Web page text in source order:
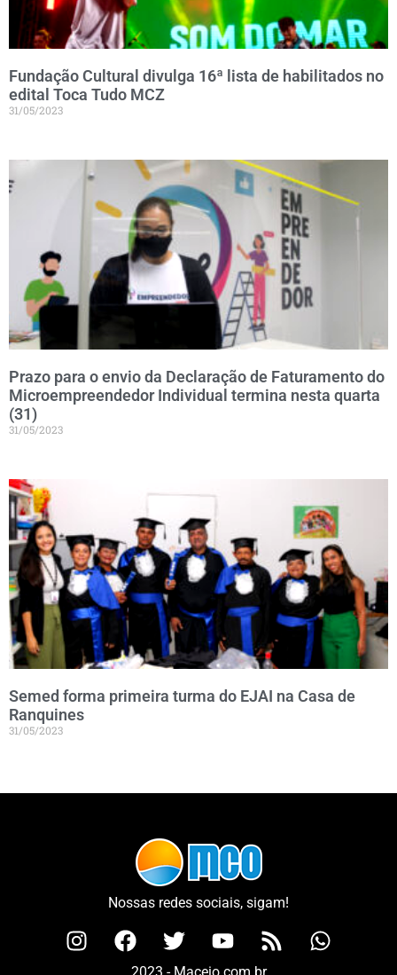
Fundação Cultural divulga 16ª lista de habilitados no
edital Toca Tudo MCZ
31/05/2023
Prazo para o envio da Declaração de Faturamento do
Microempreendedor Individual termina nesta quarta
(31)
31/05/2023
Semed forma primeira turma do EJAI na Casa de
Ranquines
31/05/2023
Nossas redes sociais, sigam!
2023 - Maceio.com.br